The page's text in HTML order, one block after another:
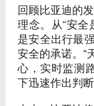
回顾比亚迪的
理念。从“安全
是安全出行最
安全的承诺。“
心，实时监测
下迅速作出判